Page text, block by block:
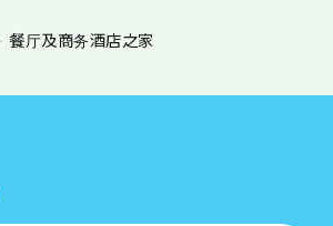
餐厅及商务酒店之家